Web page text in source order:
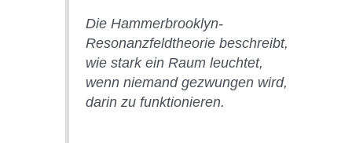
Die Hammerbrooklyn-
Resonanzfeldtheorie beschreibt,
wie stark ein Raum leuchtet,
wenn niemand gezwungen wird,
darin zu funktionieren.